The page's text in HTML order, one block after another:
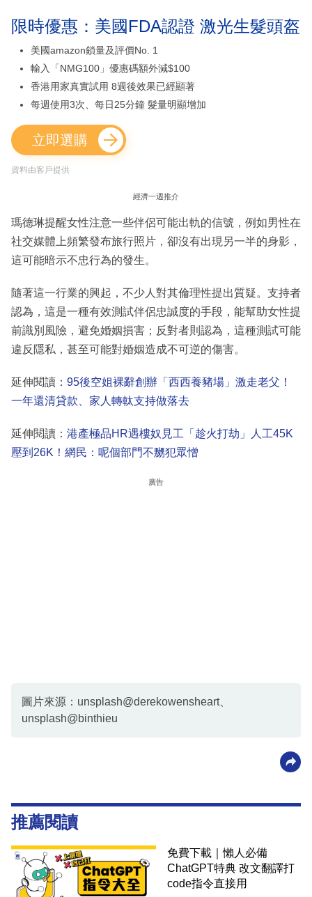
限時優惠：美國FDA認證 激光生髮頭盔
美國amazon鎖量及評價No. 1
輸入「NMG100」優惠碼額外減$100
香港用家真實試用 8週後效果已經顯著
每週使用3次、每日25分鐘 髮量明顯增加
立即選購
資料由客戶提供
經濟一週推介
瑪德琳提醒女性注意一些伴侶可能出軌的信號，例如男性在
社交媒體上頻繁發布旅行照片，卻沒有出現另一半的身影，
這可能暗示不忠行為的發生。
隨著這一行業的興起，不少人對其倫理性提出質疑。支持者
認為，這是一種有效測試伴侶忠誠度的手段，能幫助女性提
前識別風險，避免婚姻損害；反對者則認為，這種測試可能
違反隱私，甚至可能對婚姻造成不可逆的傷害。
延伸閱讀： 95後空姐裸辭創辦「西西養豬場」激走老父！
一年還清貸款、家人轉軚支持做落去
延伸閱讀： 港產極品HR遇樓奴見工「趁火打劫」人工45K
壓到26K！網民：呢個部門不嬲犯眾憎
廣告
圖片來源：unsplash@derekowensheart、
unsplash@binthieu
推薦閱讀
免費下載｜懶人必備
ChatGPT特典 改文翻譯打
code指令直接用